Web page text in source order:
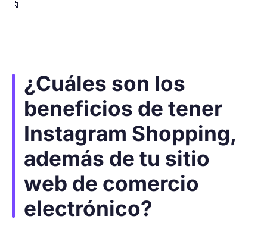
📱
¿Cuáles son los
beneficios de tener
Instagram Shopping,
además de tu sitio
web de comercio
electrónico?